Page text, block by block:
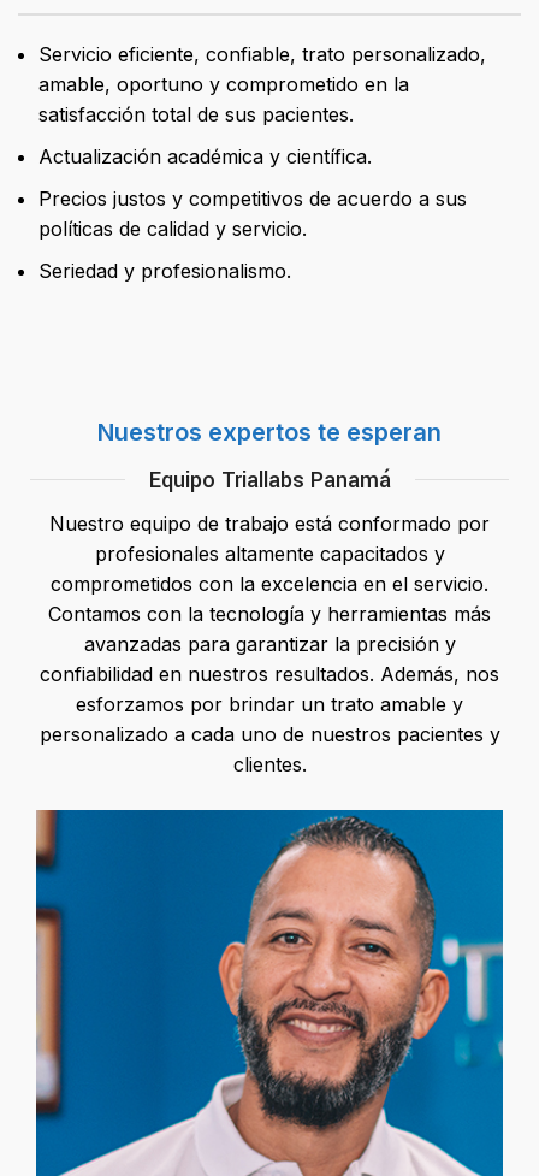
Servicio eficiente, confiable, trato personalizado,
amable, oportuno y comprometido en la
satisfacción total de sus pacientes.
Actualización académica y científica.
Precios justos y competitivos de acuerdo a sus
políticas de calidad y servicio.
Seriedad y profesionalismo.
Nuestros expertos te esperan
Equipo Triallabs Panamá
Nuestro equipo de trabajo está conformado por
profesionales altamente capacitados y
comprometidos con la excelencia en el servicio.
Contamos con la tecnología y herramientas más
avanzadas para garantizar la precisión y
confiabilidad en nuestros resultados. Además, nos
esforzamos por brindar un trato amable y
personalizado a cada uno de nuestros pacientes y
clientes.